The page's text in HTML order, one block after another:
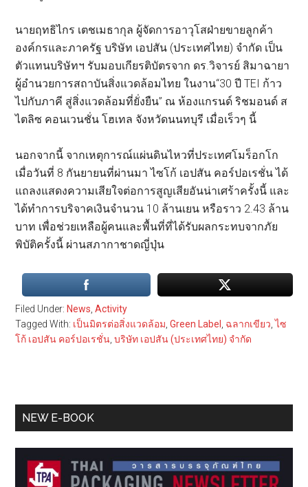
นายฤทธิไกร เตชเมธากุล ผู้จัดการอาวุโสฝ่ายขายลูกค้า
องค์กรและภาครัฐ บริษัท เอปสัน (ประเทศไทย) จำกัด เป็น
ตัวแทนบริษัทฯ รับมอบเกียรติบัตรจาก ดร.วิจารย์ สิมาฉายา
ผู้อำนวยการสถาบันสิ่งแวดล้อมไทย ในงาน“30 ปี TEI ก้าว
ไปกับภาคี สู่สิ่งแวดล้อมที่ยั่งยืน” ณ ห้องแกรนด์ ริชมอนด์ ส
ไตลิซ คอนเวนชั่น โฮเทล จังหวัดนนทบุรี เมื่อเร็วๆ นี้
นอกจากนี้ จากเหตุการณ์แผ่นดินไหวที่ประเทศโมร็อกโก
เมื่อวันที่ 8 กันยายนที่ผ่านมา ไซโก้ เอปสัน คอร์ปอเรชั่น ได้
แถลงแสดงความเสียใจต่อการสูญเสียอันน่าเศร้าครั้งนี้ และ
ได้ทำการบริจาคเงินจำนวน 10 ล้านเยน หรือราว 2.43 ล้าน
บาท เพื่อช่วยเหลือผู้คนและพื้นที่ที่ได้รับผลกระทบจากภัย
พิบัติครั้งนี้ ผ่านสภากาชาดญี่ปุ่น
Filed Under: News,Activity
Tagged With: เป็นมิตรต่อสิ่งแวดล้อม,Green Label , ฉลากเขียว,ไซ
โก้ เอปสัน คอร์ปอเรชั่น,บริษัท เอปสัน (ประเทศไทย) จำกัด
Primary
NEW E-BOOK